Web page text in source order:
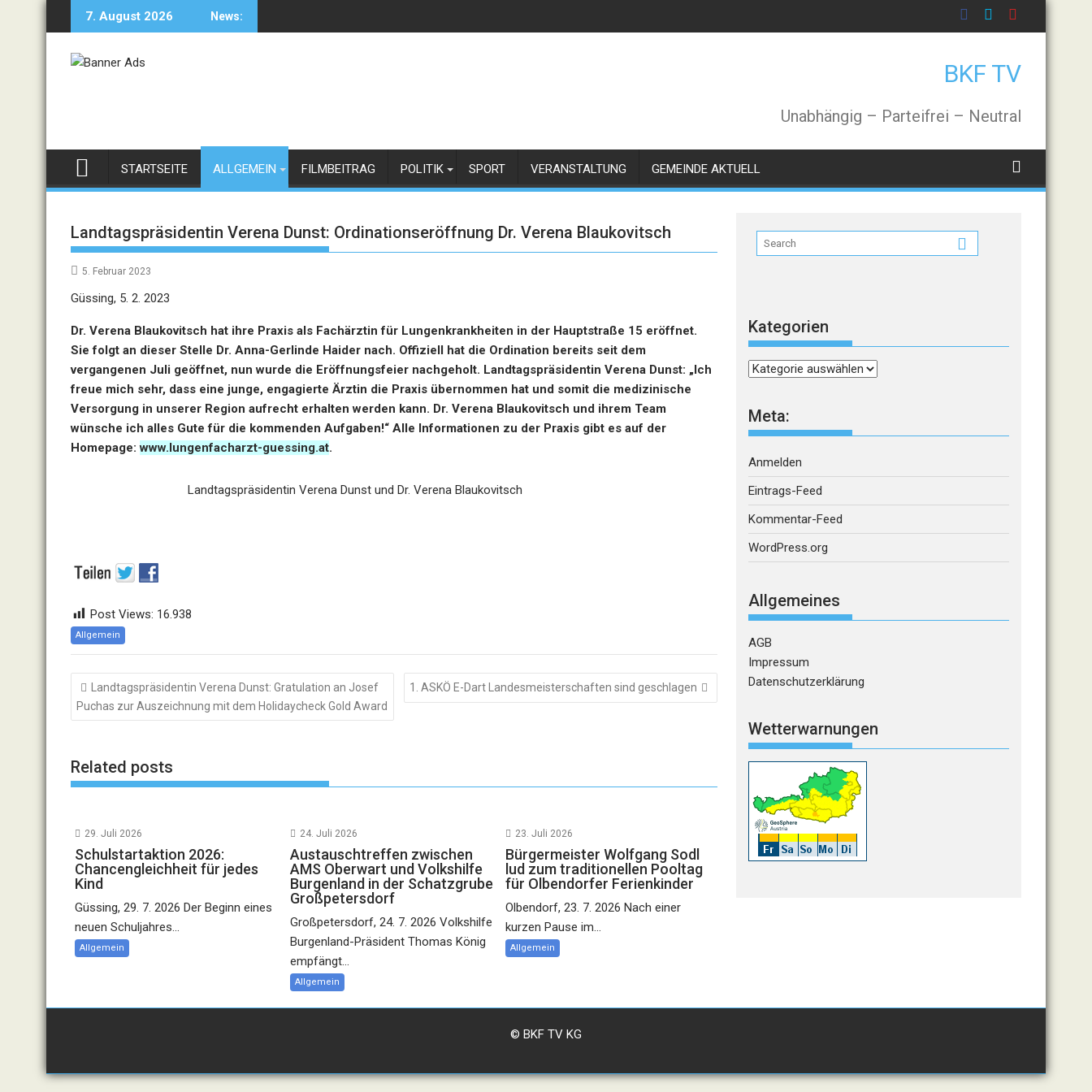
7. August 2026 News:
BKF TV
Unabhängig – Parteifrei – Neutral
STARTSEITE ALLGEMEIN FILMBEITRAG POLITIK SPORT VERANSTALTUNG GEMEINDE AKTUELL
Landtagspräsidentin Verena Dunst: Ordinationseröffnung Dr. Verena Blaukovitsch
5. Februar 2023
Güssing, 5. 2. 2023
Dr. Verena Blaukovitsch hat ihre Praxis als Fachärztin für Lungenkrankheiten in der Hauptstraße 15 eröffnet.
Sie folgt an dieser Stelle Dr. Anna-Gerlinde Haider nach. Offiziell hat die Ordination bereits seit dem
vergangenen Juli geöffnet, nun wurde die Eröffnungsfeier nachgeholt. Landtagspräsidentin Verena Dunst: „Ich
freue mich sehr, dass eine junge, engagierte Ärztin die Praxis übernommen hat und somit die medizinische
Versorgung in unserer Region aufrecht erhalten werden kann. Dr. Verena Blaukovitsch und ihrem Team
wünsche ich alles Gute für die kommenden Aufgaben!“ Alle Informationen zu der Praxis gibt es auf der
Homepage:www.lungenfacharzt-guessing.at.
Landtagspräsidentin Verena Dunst und Dr. Verena Blaukovitsch
Post Views: 16.938
Allgemein
Beitragsnavigation
Landtagspräsidentin Verena Dunst: Gratulation an Josef
Puchas zur Auszeichnung mit dem Holidaycheck Gold Award
1. ASKÖ E-Dart Landesmeisterschaften sind geschlagen
Related posts
29. Juli 2026
Schulstartaktion 2026:
Chancengleichheit für jedes
Kind
Güssing, 29. 7. 2026 Der Beginn eines
neuen Schuljahres...
Allgemein
24. Juli 2026
Austauschtreffen zwischen
AMS Oberwart und Volkshilfe
Burgenland in der Schatzgrube
Großpetersdorf
Großpetersdorf, 24. 7. 2026 Volkshilfe
Burgenland-Präsident Thomas König
empfängt...
Allgemein
23. Juli 2026
Bürgermeister Wolfgang Sodl
lud zum traditionellen Pooltag
für Olbendorfer Ferienkinder
Olbendorf, 23. 7. 2026 Nach einer
kurzen Pause im...
Allgemein
Kategorien
Kategorien
Meta:
Anmelden
Eintrags-Feed
Kommentar-Feed
WordPress.org
Allgemeines
AGB
Impressum
Datenschutzerklärung
Wetterwarnungen
© BKF TV KG